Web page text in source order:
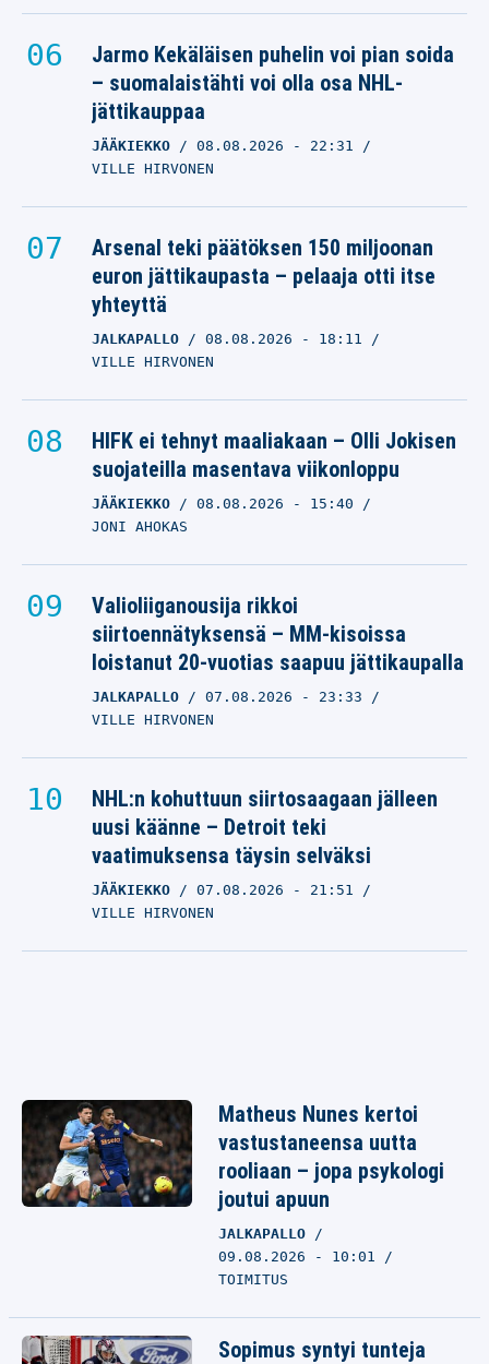
Jarmo Kekäläisen puhelin voi pian soida
– suomalaistähti voi olla osa NHL-
jättikauppaa
JÄÄKIEKKO 08.08.2026 - 22:31
VILLE HIRVONEN
Arsenal teki päätöksen 150 miljoonan
euron jättikaupasta – pelaaja otti itse
yhteyttä
JALKAPALLO 08.08.2026 - 18:11
VILLE HIRVONEN
HIFK ei tehnyt maaliakaan – Olli Jokisen
suojateilla masentava viikonloppu
JÄÄKIEKKO 08.08.2026 - 15:40
JONI AHOKAS
Valioliiganousija rikkoi
siirtoennätyksensä – MM-kisoissa
loistanut 20-vuotias saapuu jättikaupalla
JALKAPALLO 07.08.2026 - 23:33
VILLE HIRVONEN
NHL:n kohuttuun siirtosaagaan jälleen
uusi käänne – Detroit teki
vaatimuksensa täysin selväksi
JÄÄKIEKKO 07.08.2026 - 21:51
VILLE HIRVONEN
Matheus Nunes kertoi
vastustaneensa uutta
rooliaan – jopa psykologi
joutui apuun
JALKAPALLO
09.08.2026 - 10:01
TOIMITUS
Sopimus syntyi tunteja